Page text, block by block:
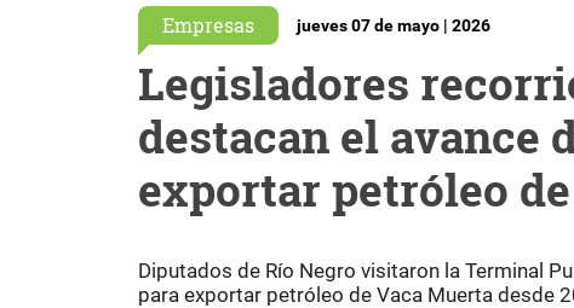
Empresas jueves 07 de mayo | 2026
Legisladores
destacan el avance
exportar petróleo
Diputados de Río Negro visitaron la Terminal
para exportar petróleo de Vaca Muerta desde